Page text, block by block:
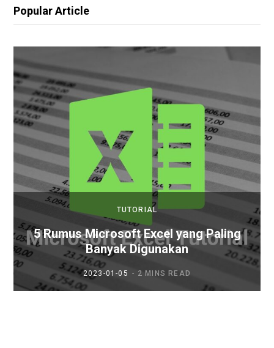
Popular Article
TUTORIAL
5 Rumus Microsoft Excel yang Paling
Banyak Digunakan
2023-01-05 2 MINS READ